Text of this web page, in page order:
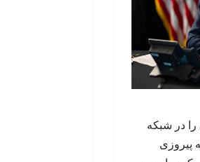
را در شبکه
پیروزی